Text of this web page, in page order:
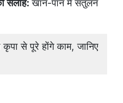
सलाह:खान-पान में संतुलन
से पूरे होंगे काम, जानिए